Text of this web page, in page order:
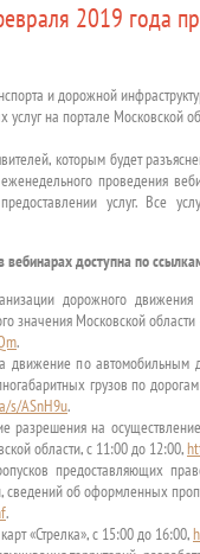
2019 года
и дорожной
услуг на портале Московской
которым будет
проведения
услуг. Все
вебинарах доступна по
дорожного
значения Московской
.
по автомобильным
грузов по
s/ASnH9u.
разрешения на
области, с 11:00 до 12:00,
предоставляющих
сведений об оформленных
.
«Стрелка», с 15:00 до 16:00,